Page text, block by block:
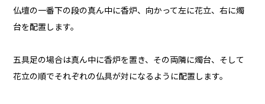
仏壇の一番下の段の真ん中に香炉、向かって左に花立、右に燭
台を配置します。
五具足の場合は真ん中に香炉を置き、その両隣に燭台、そして
花立の順でそれぞれの仏具が対になるように配置します。